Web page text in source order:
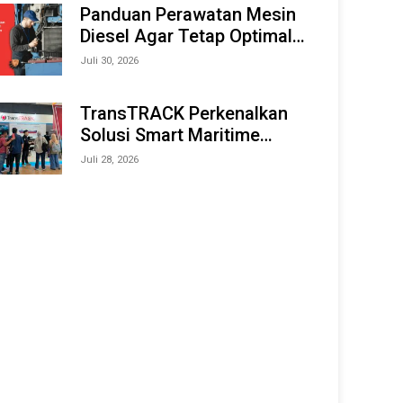
Panduan Perawatan Mesin
Diesel Agar Tetap Optimal
dan Tahan Lama
Juli 30, 2026
TransTRACK Perkenalkan
Solusi Smart Maritime
Monitoring Berbasis AI dan
Juli 28, 2026